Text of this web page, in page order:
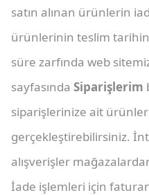
satın alınan ürünlerin
ürünlerinin teslim
süre zarfında web
sayfasında Siparişlerim
siparişlerinize ait
gerçekleştirebilirsiniz.
alışverişler
İade işlemleri için